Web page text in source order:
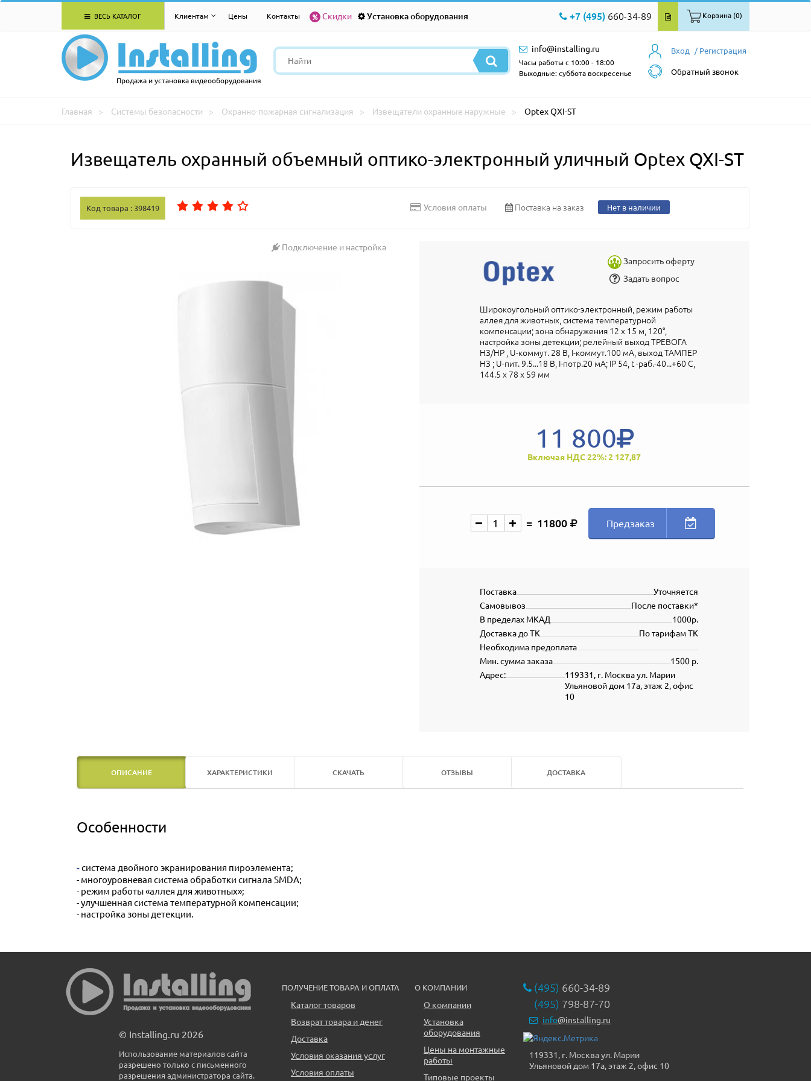
ВЕСЬ КАТАЛОГ Клиентам Цены Контакты Скидки Установка оборудования +7 (495) 660-34-89 Корзина (0)
Продажа и установка видеооборудования
Вход / Регистрация
Обратный звонок
info@installing.ru
Часы работы с 10:00 - 18:00
Выходные: суббота воскресенье
Главная Системы безопасности Охранно-пожарная сигнализация Извещатели охранные наружные Optex QXI-ST
Извещатель охранный объемный оптико-электронный уличный Optex QXI-ST
Код товара : 398419 Условия оплаты Поставка на заказ Нет в наличии
Подключение и настройка
Запросить оферту
Задать вопрос
Широкоугольный оптико-электронный, режим работы
аллея для животных, система температурной
компенсации; зона обнаружения 12 х 15 м, 120°,
настройка зоны детекции; релейный выход ТРЕВОГА
НЗ/НР , U-коммут. 28 В, I-коммут.100 мА, выход ТАМПЕР
НЗ ; U-пит. 9.5...18 В, I-потр.20 мА; IP 54, t -раб.-40...+60 С,
144.5 х 78 х 59 мм
11 800
Включая НДС 22%: 2 127,87
11800 Предзаказ
Уточняется
Поставка
После поставки*
Самовывоз
1000р.
В пределах МКАД
По тарифам ТК
Доставка до ТК
Необходима предоплата
1500 р.
Мин. сумма заказа
119331, г. Москва ул. Марии
Ульяновой дом 17а, этаж 2, офис
10
Адрес:
ОПИСАНИЕ ХАРАКТЕРИСТИКИ СКАЧАТЬ ОТЗЫВЫ ДОСТАВКА
Особенности
- система двойного экранирования пироэлемента;
- многоуровневая система обработки сигнала SMDA;
- режим работы «аллея для животных»;
- улучшенная система температурной компенсации;
- настройка зоны детекции.
© Installing.ru 2026
Использование материалов сайта
разрешено только с письменного
разрешения администратора сайта.
ПОЛУЧЕНИЕ ТОВАРА И ОПЛАТА
Каталог товаров
Возврат товара и денег
Доставка
Условия оказания услуг
Условия оплаты
О КОМПАНИИ
О компании
Установка
оборудования
Цены на монтажные
работы
Типовые проекты
(495) 660-34-89
(495) 798-87-70
info@installing.ru
119331, г. Москва ул. Марии
Ульяновой дом 17а, этаж 2, офис 10